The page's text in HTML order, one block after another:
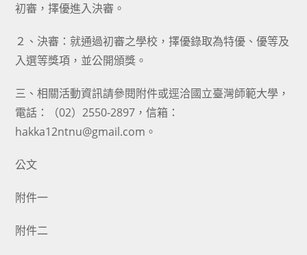
初審，擇優進入決審。
２、決審：就通過初審之學校，擇優錄取為特優、優等及
入選等獎項，並公開頒獎。
三、相關活動資訊請參閱附件或逕洽國立臺灣師範大學，
電話：（02）2550-2897，信箱：
hakka12ntnu@gmail.com。
公文
附件一
附件二